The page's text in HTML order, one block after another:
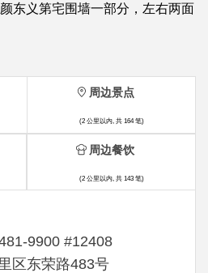
东义第宅围墙一部分，左右两面
9900 #12408
区东荣路483号
周边景点
(2 公里以内, 共 164 笔)
周边餐饮
(2 公里以内, 共 143 笔)